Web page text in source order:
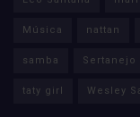
Música nattan
samba Sertanejo
taty girl Wesley